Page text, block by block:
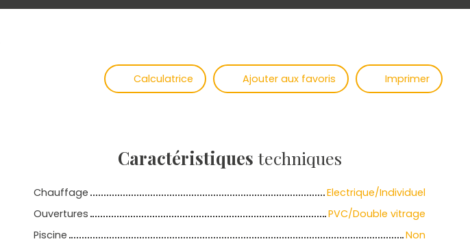
Calculatrice Ajouter aux favoris Imprimer
Caractéristiques techniques
Chauffage
Electrique/Individuel
Ouvertures
PVC/Double vitrage
Piscine
Non